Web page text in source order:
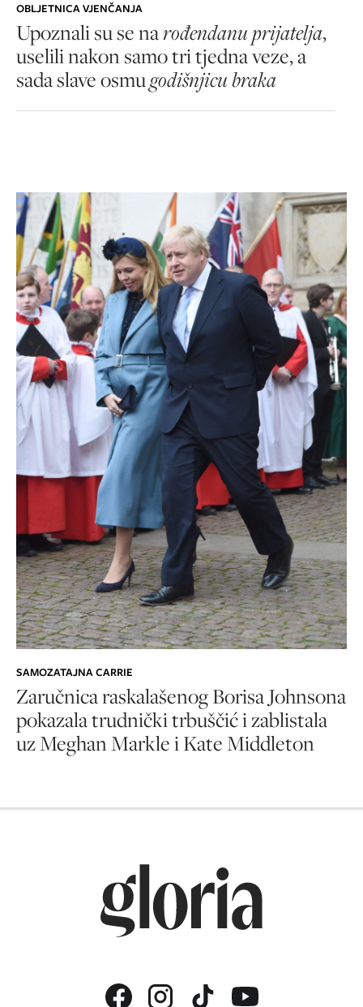
OBLJETNICA VJENČANJA
Upoznali su se narođendanu prijatelja,
uselili nakon samo tri tjedna veze, a
sada slave osmugodišnjicu braka
SAMOZATAJNA CARRIE
Zaručnica raskalašenog Borisa Johnsona
pokazala trudnički trbuščić i zablistala
uz Meghan Markle i Kate Middleton